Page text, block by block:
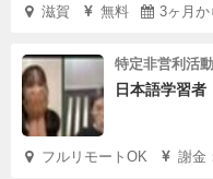
滋賀 無料 3ヶ月
特定非営利活
日本語学習
フルリモートOK 謝金